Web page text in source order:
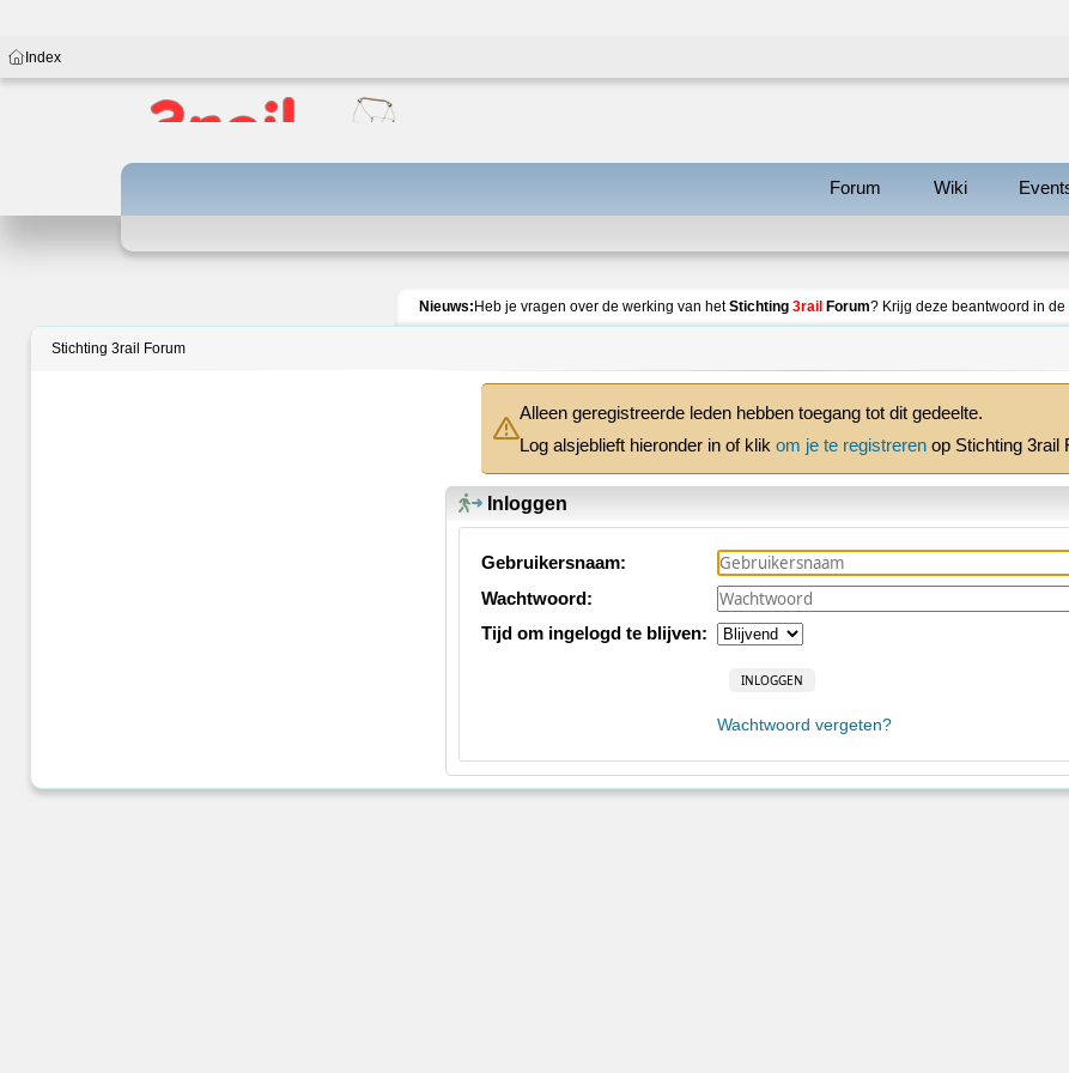
Forum Wiki
Index
Nieuws: Heb je vragen over de werking van hetStichting 3rail Forum? Krijg deze beantwoord in de
Stichting 3rail Forum
Alleen geregistreerde leden hebben toegang tot dit gedeelte.
Log alsjeblieft hieronder in of klik om je te registreren op Stichting 3rail
Inloggen
Gebruikersnaam:
Wachtwoord:
Tijd om ingelogd te blijven:
Wachtwoord vergeten?